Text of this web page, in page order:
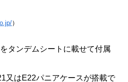
）
タンデムシートに載せて付属
又はE22パニアケースが搭載で